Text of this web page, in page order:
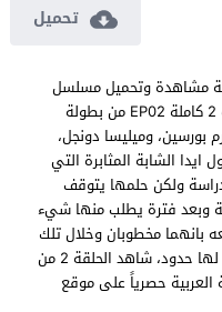
تحميل
بابي الحلقة 2 مترجمة مشاهدة وتحميل مسلسل
“انت اطرق بابي” Sen Çal Kapımı حلقة 2 كاملة EP02 من بطولة
بورسين، وميليسا دونجل،
الشابة المثابرة التي
ولكن حلمها يتوقف
وبعد فترة يطلب منها شيء
بانهما مخطوبان وخلال تلك
الفترة ينقلب التمثيل لعلاقة جدية ليس لها حدود، شاهد الحلقة 2 من
حصرياً على موقع